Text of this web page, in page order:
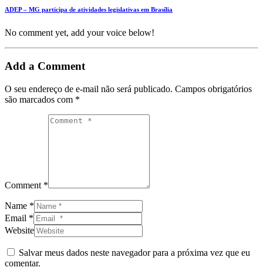
ADEP – MG participa de atividades legislativas em Brasília
No comment yet, add your voice below!
Add a Comment
O seu endereço de e-mail não será publicado. Campos obrigatórios
são marcados com *
Comment *
Name *
Email *
Website
Salvar meus dados neste navegador para a próxima vez que eu
comentar.